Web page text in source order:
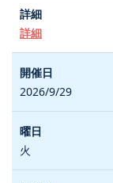
詳細
2026/9/29
火